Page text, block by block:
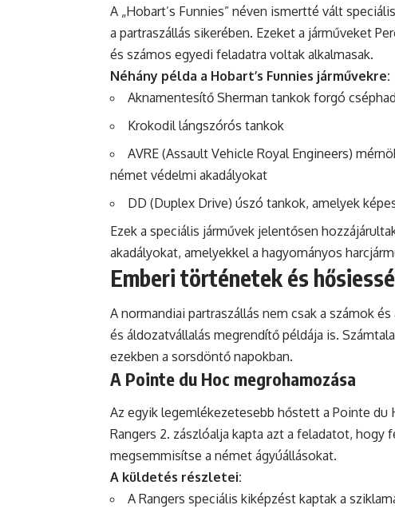
A „Hobart’s Funnies” néven ismertté vált
a partraszállás sikerében. Ezeket a járműveket
és számos egyedi feladatra voltak alkalmasak.
Néhány példa a Hobart’s Funnies járművekre:
Aknamentesítő Sherman tankok forgó
Krokodil lángszórós tankok
AVRE (Assault Vehicle Royal Engineers)
német védelmi akadályokat
DD (Duplex Drive) úszó tankok, amelyek
Ezek a speciális járművek jelentősen
akadályokat, amelyekkel a hagyományos
Emberi történetek és
A normandiai partraszállás nem csak a számok
és áldozatvállalás megrendítő példája is.
ezekben a sorsdöntő napokban.
A Pointe du Hoc megrohamozása
Az egyik legemlékezetesebb hőstett a Pointe du
Rangers 2. zászlóalja kapta azt a feladatot, hogy
megsemmisítse a német ágyúállásokat.
A küldetés részletei:
A Rangers speciális kiképzést kaptak a